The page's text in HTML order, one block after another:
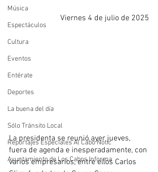
Música
Espectáculos
Cultura
Eventos
Entérate
Deportes
La buena del día
Sólo Tránsito Local
Reportajes Especiales Al Cabo Notic
Ayuntamiento de Los Cabos Informa
Viernes 4 de julio de 2025
La presidenta se reunió ayer jueves,
fuera de agenda e inesperadamente, con
varios empresarios, entre ellos Carlos